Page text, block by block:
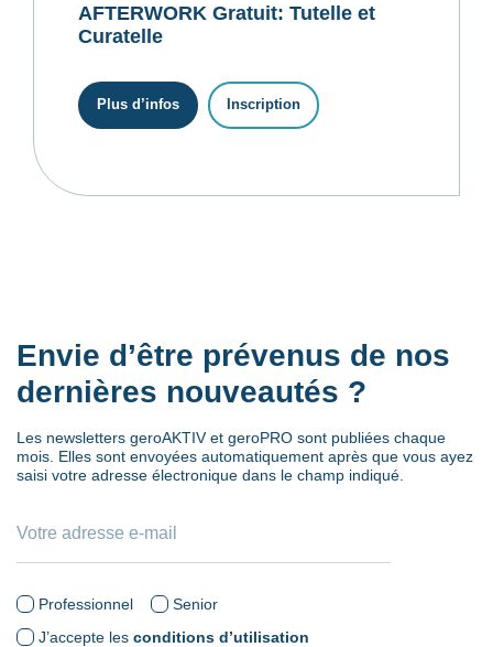
AFTERWORK Gratuit: Tutelle et
Curatelle
Plus d’infos Inscription
Envie d’être prévenus de nos
dernières nouveautés ?
Les newsletters geroAKTIV et geroPRO sont publiées chaque
mois. Elles sont envoyées automatiquement après que vous ayez
saisi votre adresse électronique dans le champ indiqué.
Professionnel
Senior
J’accepte les conditions d’utilisation